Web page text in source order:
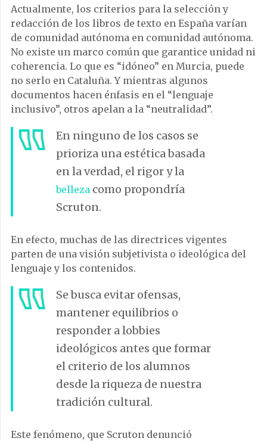
Actualmente, los criterios para la selección y
redacción de los libros de texto en España varían
de comunidad autónoma en comunidad autónoma.
No existe un marco común que garantice unidad ni
coherencia. Lo que es “idóneo” en Murcia, puede
no serlo en Cataluña. Y mientras algunos
documentos hacen énfasis en el “lenguaje
inclusivo”, otros apelan a la “neutralidad”.
En ninguno de los casos se
prioriza una estética basada
en la verdad, el rigor y la
belleza como propondría
Scruton.
En efecto, muchas de las directrices vigentes
parten de una visión subjetivista o ideológica del
lenguaje y los contenidos.
Se busca evitar ofensas,
mantener equilibrios o
responder a lobbies
ideológicos antes que formar
el criterio de los alumnos
desde la riqueza de nuestra
tradición cultural.
Este fenómeno, que Scruton denunció